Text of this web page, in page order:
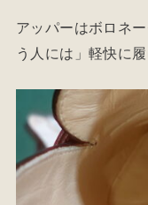
アッパーはボロネ
う人には」軽快に